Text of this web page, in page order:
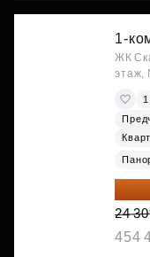
1-
ЖК
этаж,
20
24
454